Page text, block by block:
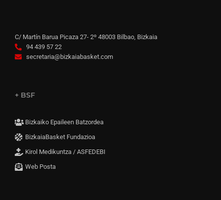
C/ Martín Barua Picaza 27- 2º 48003 Bilbao, Bizkaia
94 439 57 22
secretaria@bizkaiabasket.com
+ BSF
Bizkaiko Epaileen Batzordea
BizkaiaBasket Fundazioa
Kirol Medikuntza / ASFEDEBI
Web Posta